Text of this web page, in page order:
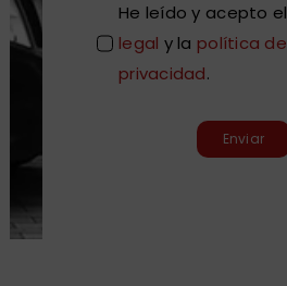
He leído y acepto el
legal y la política de
privacidad.
Enviar